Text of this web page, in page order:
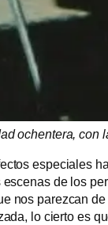
ochentera, con
especiales
escenas de los
nos parezcan
lo cierto es